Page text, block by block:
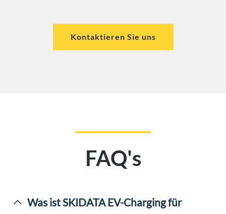
Kontaktieren Sie uns
FAQ's
Was ist SKIDATA EV-Charging für